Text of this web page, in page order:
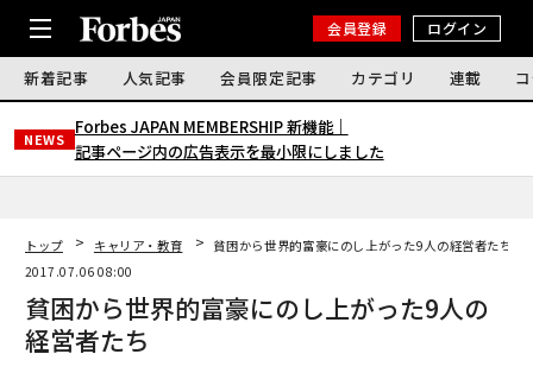
会員登録 ログイン
新着記事 人気記事 会員限定記事 カテゴリ 連載
NEWS
Forbes JAPAN MEMBERSHIP 新機能｜
記事ページ内の広告表示を最小限にしました
トップ キャリア・教育
貧困から世界的富豪にのし上がった9人の経営者たち
2017.07.06 08:00
貧困から世界的富豪にのし上がった9人の
経営者たち